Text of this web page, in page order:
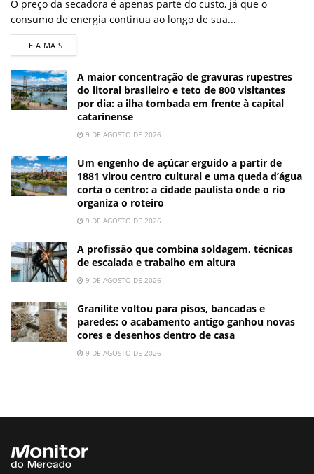
O preço da secadora é apenas parte do custo, já que o
consumo de energia continua ao longo de sua...
LEIA MAIS
A maior concentração de gravuras rupestres
do litoral brasileiro e teto de 800 visitantes
por dia: a ilha tombada em frente à capital
catarinense
9 DE AGOSTO DE 2026
Um engenho de açúcar erguido a partir de
1881 virou centro cultural e uma queda d’água
corta o centro: a cidade paulista onde o rio
organiza o roteiro
9 DE AGOSTO DE 2026
A profissão que combina soldagem, técnicas
de escalada e trabalho em altura
9 DE AGOSTO DE 2026
Granilite voltou para pisos, bancadas e
paredes: o acabamento antigo ganhou novas
cores e desenhos dentro de casa
9 DE AGOSTO DE 2026